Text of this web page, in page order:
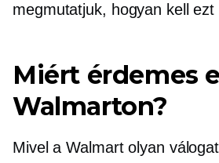
megmutatjuk, hogyan kell ezt
Miért érdemes
Walmarton?
Mivel a Walmart olyan